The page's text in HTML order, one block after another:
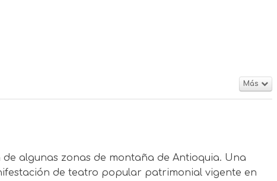
Más
algunas zonas de montaña de Antioquia. Una
de teatro popular patrimonial vigente en